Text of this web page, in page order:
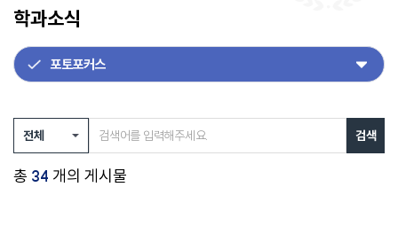
학과소식
검색
총 34 개의 게시물